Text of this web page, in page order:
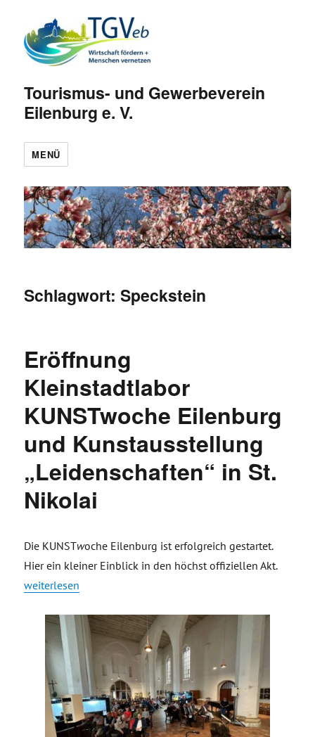
Tourismus- und Gewerbeverein
Eilenburg e. V.
MENÜ
Schlagwort:Speckstein
Eröffnung
Kleinstadtlabor
KUNSTwoche Eilenburg
und Kunstausstellung
„Leidenschaften“ in St.
Nikolai
Die KUNSTwoche Eilenburg ist erfolgreich gestartet.
Hier ein kleiner Einblick in den höchst offiziellen Akt.
„Eröffnung Kleinstadtlabor KUNSTwoche Eilenburg und
weiterlesen